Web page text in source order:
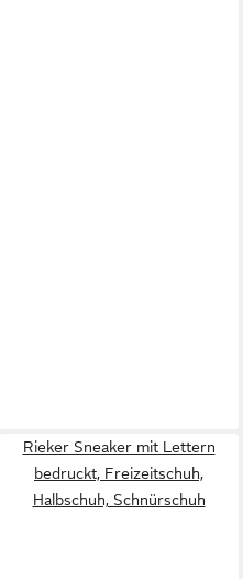
Rieker Sneaker mit Lettern
bedruckt, Freizeitschuh,
Halbschuh, Schnürschuh